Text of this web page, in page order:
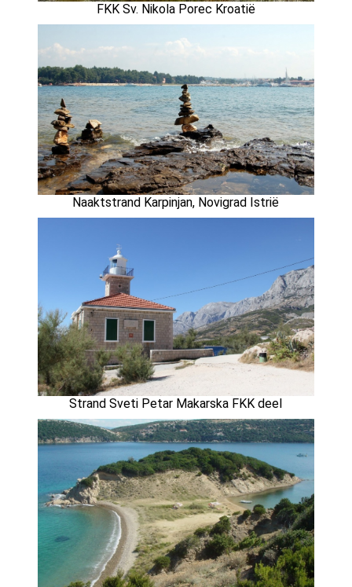
FKK Sv. Nikola Porec Kroatië
Naaktstrand Karpinjan, Novigrad Istrië
Strand Sveti Petar Makarska FKK deel